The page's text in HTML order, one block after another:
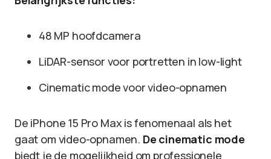
48 MP hoofdcamera
LiDAR-sensor voor portretten in low-light
Cinematic mode voor video-opnamen
De iPhone 15 Pro Max is fenomenaal als het
gaat om video-opnamen. De cinematic mode
biedt je de mogelijkheid om professionele